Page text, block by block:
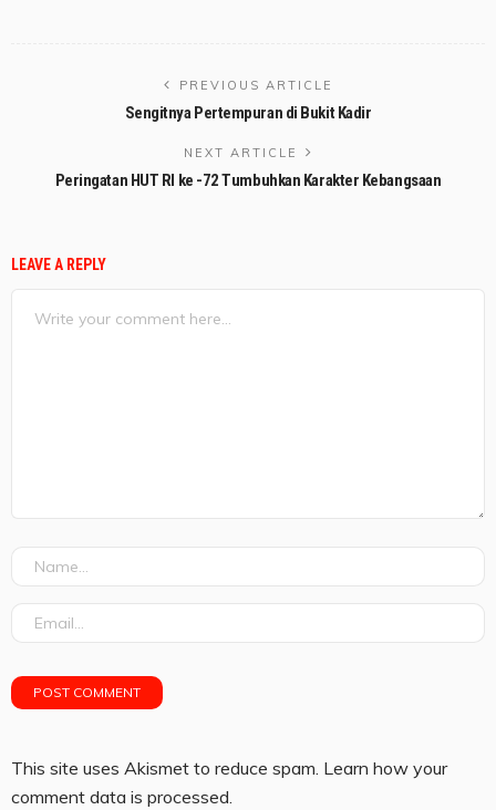
PREVIOUS ARTICLE
Sengitnya Pertempuran di Bukit Kadir
NEXT ARTICLE
Peringatan HUT RI ke -72 Tumbuhkan Karakter Kebangsaan
LEAVE A REPLY
This site uses Akismet to reduce spam. Learn how your
comment data is processed.